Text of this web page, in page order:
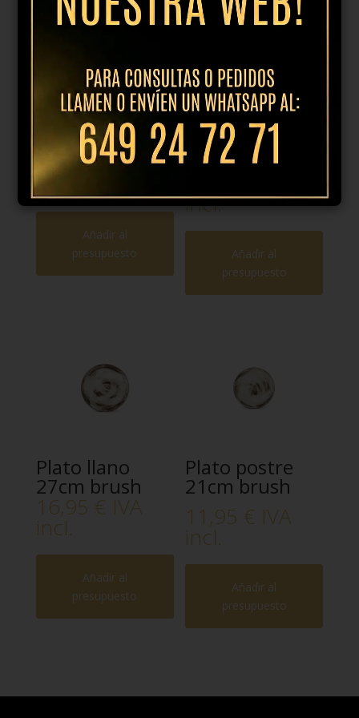
Plato hondo
25cm brush
19,95€IVA
incl.
Añadir al
presupuesto
Plato llano
25.5cm dune
azul
incl.
Añadir al
presupuesto
Plato llano
27cm brush
16,95 € IVA
incl.
Añadir al
presupuesto
Plato postre
21cm brush
11,95 € IVA
incl.
Añadir al
presupuesto